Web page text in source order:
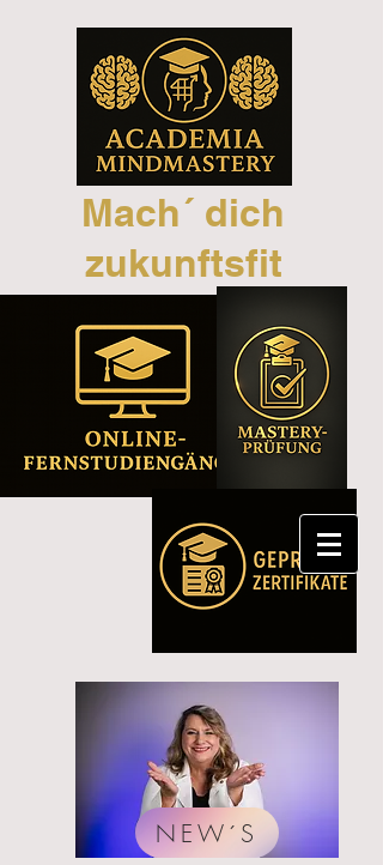
Mach´ dich
zukunftsfit
NEW´S